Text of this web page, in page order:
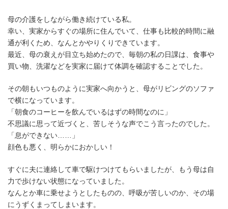
母の介護をしながら働き続けている私。
幸い、実家からすぐの場所に住んでいて、仕事も比較的時間に融
通が利くため、なんとかやりくりできています。
最近、母の衰えが目立ち始めたので、毎朝の私の日課は、食事や
買い物、洗濯などを実家に届けて体調を確認することでした。
その朝もいつものように実家へ向かうと、母がリビングのソファ
で横になっています。
「朝食のコーヒーを飲んでいるはずの時間なのに」
不思議に思って近づくと、苦しそうな声でこう言ったのでした。
「息ができない……」
顔色も悪く、明らかにおかしい！
すぐに夫に連絡して車で駆けつけてもらいましたが、もう母は自
力で歩けない状態になっていました。
なんとか車に乗せようとしたものの、呼吸が苦しいのか、その場
にうずくまってしまいます。